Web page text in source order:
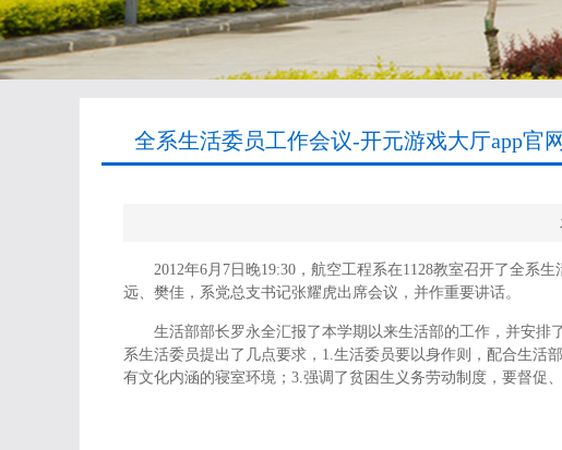
全系生活委员工作会议-开元游戏大厅app官
2012年6月7日晚19:30，航空工程系在1128教室召开了全系
远、樊佳，系党总支书记张耀虎出席会议，并作重要讲话。
生活部部长罗永全汇报了本学期以来生活部的工作，并安
系生活委员提出了几点要求，1.生活委员要以身作则，配合生活
有文化内涵的寝室环境；3.强调了贫困生义务劳动制度，要督促